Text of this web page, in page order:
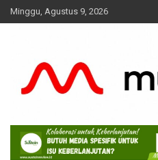
Skip
to
Minggu, Agustus 9, 2026
MulaMula
Medianya para Gen Z